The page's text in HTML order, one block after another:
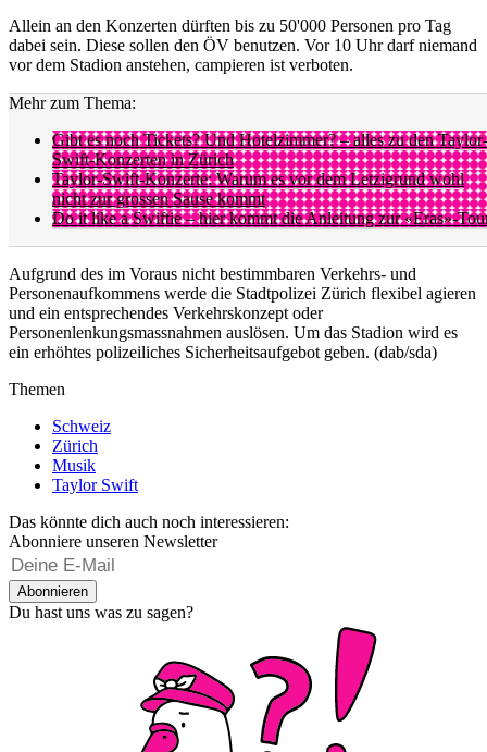
Allein an den Konzerten dürften bis zu 50'000 Personen pro Tag
dabei sein. Diese sollen den ÖV benutzen. Vor 10 Uhr darf niemand
vor dem Stadion anstehen, campieren ist verboten.
Mehr zum Thema:
Gibt es noch Tickets? Und Hotelzimmer? – alles zu den Taylor-
Swift-Konzerten in Zürich
Taylor-Swift-Konzerte: Warum es vor dem Letzigrund wohl
nicht zur grossen Sause kommt
Do it like a Swiftie – hier kommt die Anleitung zur «Eras»-
Aufgrund des im Voraus nicht bestimmbaren Verkehrs- und
Personenaufkommens werde die Stadtpolizei Zürich flexibel agieren
und ein entsprechendes Verkehrskonzept oder
Personenlenkungsmassnahmen auslösen. Um das Stadion wird es
ein erhöhtes polizeiliches Sicherheitsaufgebot geben. (dab/sda)
Themen
Schweiz
Zürich
Musik
Taylor Swift
Das könnte dich auch noch interessieren:
Abonniere unseren Newsletter
Abonnieren
Du hast uns was zu sagen?